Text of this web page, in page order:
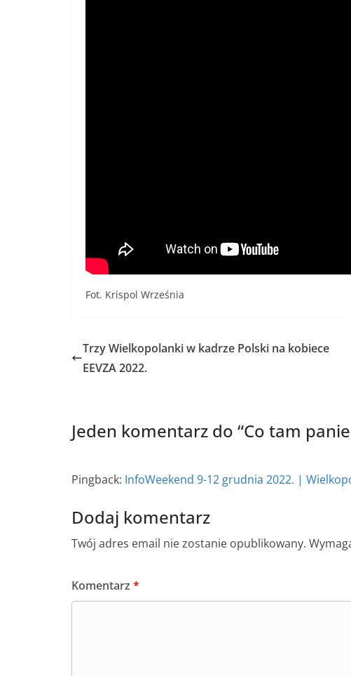
Fot. Krispol Września
Trzy Wielkopolanki w kadrze Polski na kobiece
EEVZA 2022.
Jeden komentarz do “Co tam
Pingback: InfoWeekend 9-12 grudnia 2022. |
Dodaj komentarz
Twój adres email nie zostanie opublikowany.
Komentarz *